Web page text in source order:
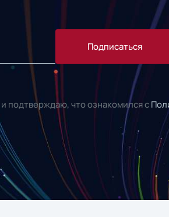
Подписаться
и подтверждаю, что ознакомился с